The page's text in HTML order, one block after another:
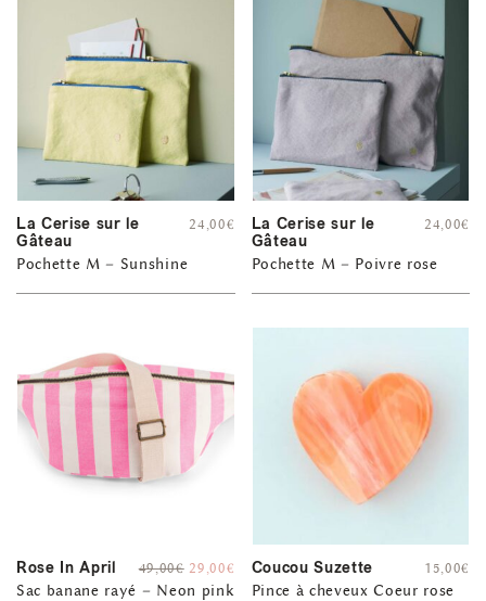
La Cerise sur le
Gâteau
Pochette M – Sunshine
24,00€
La Cerise sur le
Gâteau
Pochette M – Poivre rose
24,00€
Rose In April
Sac banane rayé – Neon pink
49,00€ 29,00€ Coucou Suzette
Pince à cheveux Coeur rose
15,00€